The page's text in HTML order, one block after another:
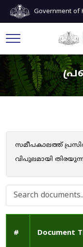
Government of
സമീപകാലത്ത്
വിപുലമായി
# Document